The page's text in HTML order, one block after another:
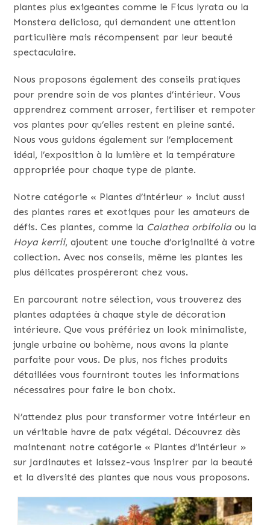
plantes plus exigeantes comme le Ficus lyrata ou la
Monstera deliciosa, qui demandent une attention
particulière mais récompensent par leur beauté
spectaculaire.
Nous proposons également des conseils pratiques
pour prendre soin de vos plantes d’intérieur. Vous
apprendrez comment arroser, fertiliser et rempoter
vos plantes pour qu’elles restent en pleine santé.
Nous vous guidons également sur l’emplacement
idéal, l’exposition à la lumière et la température
appropriée pour chaque type de plante.
Notre catégorie « Plantes d’intérieur » inclut aussi
des plantes rares et exotiques pour les amateurs de
défis. Ces plantes, comme la Calathea orbifoliaou la
Hoya kerrii, ajoutent une touche d’originalité à votre
collection. Avec nos conseils, même les plantes les
plus délicates prospéreront chez vous.
En parcourant notre sélection, vous trouverez des
plantes adaptées à chaque style de décoration
intérieure. Que vous préfériez un look minimaliste,
jungle urbaine ou bohème, nous avons la plante
parfaite pour vous. De plus, nos fiches produits
détaillées vous fourniront toutes les informations
nécessaires pour faire le bon choix.
N’attendez plus pour transformer votre intérieur en
un véritable havre de paix végétal. Découvrez dès
maintenant notre catégorie « Plantes d’intérieur »
sur Jardinautes et laissez-vous inspirer par la beauté
et la diversité des plantes que nous vous proposons.